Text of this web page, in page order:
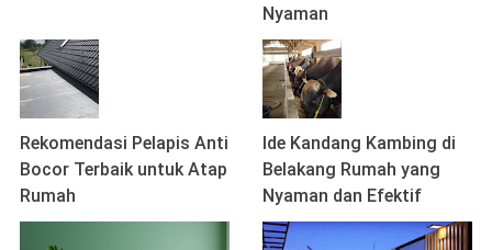
Nyaman
Rekomendasi Pelapis Anti
Bocor Terbaik untuk Atap
Rumah
Ide Kandang Kambing di
Belakang Rumah yang
Nyaman dan Efektif